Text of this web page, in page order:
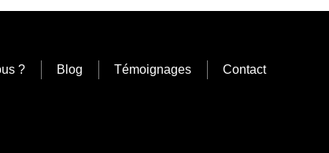
? Blog Témoignages Contact